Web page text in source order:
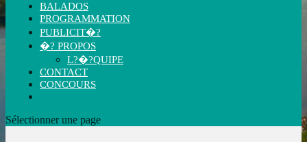
BALADOS
PROGRAMMATION
PUBLICIT�?
�? PROPOS
L?�?QUIPE
CONTACT
CONCOURS
Sélectionner une page